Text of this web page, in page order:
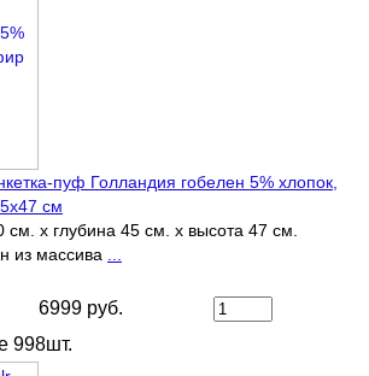
пуф Голландия гобелен 5% хлопок,
см
х глубина 45 см. х высота 47 см.
из массива ...
6999 руб.
998шт.